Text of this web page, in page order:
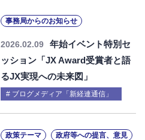
事務局からのお知らせ
2026.02.09
年始イベント特別セ
ッション「JX Award受賞者と語
るJX実現への未来図」
ブログメディア「新経連通信」
政策テーマ 政府等への提言、意見